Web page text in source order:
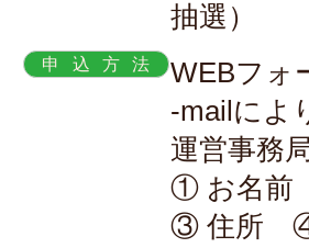
抽選）
申込方法
WEBフォ
-mailによ
運営事務
① お名前
③ 住所 ④